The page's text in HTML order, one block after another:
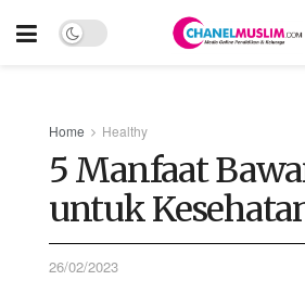
Home Healthy
5 Manfaat
untuk
26/02/2023